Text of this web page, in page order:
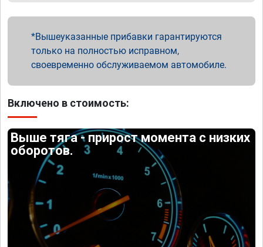
Вышеуказанные прибавки гарантируются
только на полностью исправном,
своевременно обслуживаемом автомобиле.
Включено в стоимость:
Выше тяга - прирост момента с низких
оборотов.